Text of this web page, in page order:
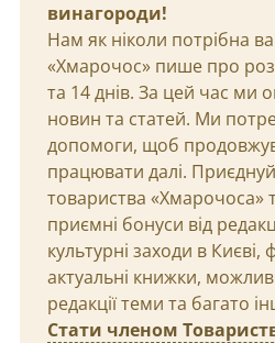
винагороди!
Нам як ніколи потрібна
«Хмарочос» пише про
та 14 днів. За цей час ми
новин та статей. Ми
допомоги, щоб
працювати далі.
товариства «Хмарочоса»
приємні бонуси від
культурні заходи в
актуальні книжки,
редакції теми та багато
Стати членом